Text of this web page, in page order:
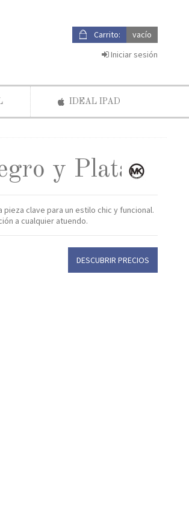
Carrito: vacío
Iniciar sesión
IDEAL IPAD
y Plata
clave para un estilo chic y funcional.
a cualquier atuendo.
DESCUBRIR PRECIOS